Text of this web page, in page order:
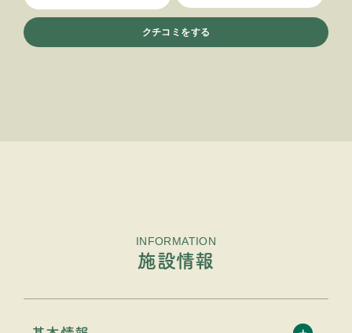
クチコミをする
INFORMATION
施設情報